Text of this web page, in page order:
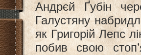
Андрєй Ґубін
Галустяну
як Григорій Лепс
побив свою